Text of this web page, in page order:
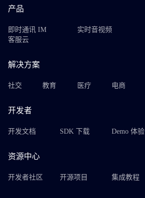
产品
即时通讯 IM 实时音视频
客服云
解决方案
社交 教育 医疗 电商
开发者
开发文档 SDK 下载 Demo 体验
资源中心
开发者社区 开源项目 集成教程